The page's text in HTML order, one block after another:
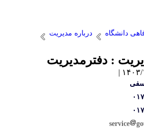
دانشگاه
درباره مدیریت
: دفترمدیریت
service